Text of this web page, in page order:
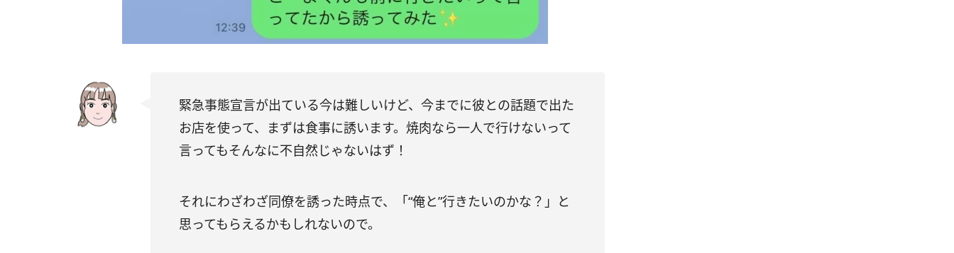
緊急事態宣言が出ている今は難しいけど、今までに彼との話題で出た
お店を使って、まずは食事に誘います。焼肉なら一人で行けないって
言ってもそんなに不自然じゃないはず！
それにわざわざ同僚を誘った時点で、「“俺と”行きたいのかな？」と
思ってもらえるかもしれないので。